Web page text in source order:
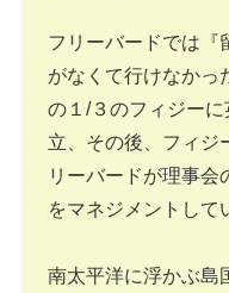
フリーバードでは『
がなくて行けなかっ
の１/３のフィジー
立、その後、フィジ
リーバードが理事会
をマネジメントして
南太平洋に浮かぶ島